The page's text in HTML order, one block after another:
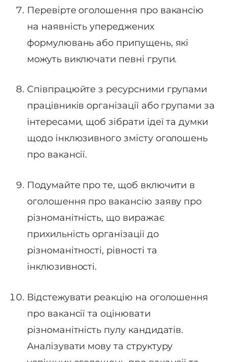
Перевірте оголошення про вакансію
на наявність упереджених
формулювань або припущень, які
можуть виключати певні групи.
Співпрацюйте з ресурсними групами
працівників організації або групами за
інтересами, щоб зібрати ідеї та думки
щодо інклюзивного змісту оголошень
про вакансії.
Подумайте про те, щоб включити в
оголошення про вакансію заяву про
різноманітність, що виражає
прихильність організації до
різноманітності, рівності та
інклюзивності.
Відстежувати реакцію на оголошення
про вакансії та оцінювати
різноманітність пулу кандидатів.
Аналізувати мову та структуру